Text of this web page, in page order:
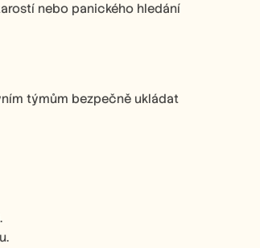
nebo panického hledání
týmům bezpečně ukládat